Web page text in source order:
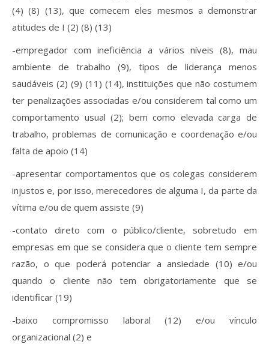
(4) (8) (13), que comecem eles mesmos a demonstrar
atitudes de I (2) (8) (13)
-empregador com ineficiência a vários níveis (8), mau
ambiente de trabalho (9), tipos de liderança menos
saudáveis (2) (9) (11) (14), instituições que não costumem
ter penalizações associadas e/ou considerem tal como um
comportamento usual (2); bem como elevada carga de
trabalho, problemas de comunicação e coordenação e/ou
falta de apoio (14)
-apresentar comportamentos que os colegas considerem
injustos e, por isso, merecedores de alguma I, da parte da
vítima e/ou de quem assiste (9)
-contato direto com o público/cliente, sobretudo em
empresas em que se considera que o cliente tem sempre
razão, o que poderá potenciar a ansiedade (10) e/ou
quando o cliente não tem obrigatoriamente que se
identificar (19)
-baixo compromisso laboral (12) e/ou vínculo
organizacional (2) e